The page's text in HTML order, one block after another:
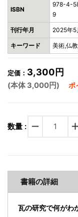
ISBN
978-4-
9
刊行年月 2025年5
キーワード 美術,仏
定価： 3,300円
(本体 3,000円) ポ
数量 : remove
書籍の詳細
瓦の研究で何がわ